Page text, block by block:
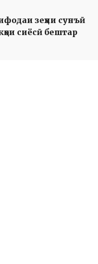
зеҳни сунъӣ
сиёсӣ бештар